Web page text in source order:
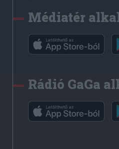
Médiatér
Rádió GaGa